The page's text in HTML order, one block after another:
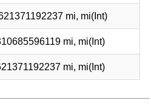
mi, mi(Int)
mi, mi(Int)
mi, mi(Int)